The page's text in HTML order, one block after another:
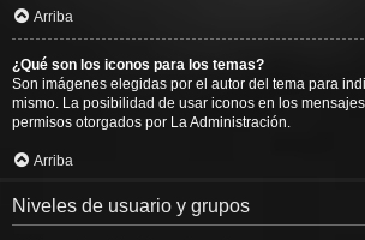
Arriba
¿Qué son los iconos para los temas?
Son imágenes elegidas por el autor del tema para
mismo. La posibilidad de usar iconos en los
permisos otorgados por La Administración.
Arriba
Niveles de usuario y grupos